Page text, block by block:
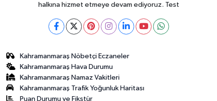
halkına hizmet etmeye devam ediyoruz. Test
Kahramanmaraş Nöbetçi Eczaneler
Kahramanmaraş Hava Durumu
Kahramanmaraş Namaz Vakitleri
Kahramanmaraş Trafik Yoğunluk Haritası
Puan Durumu ve Fikstür